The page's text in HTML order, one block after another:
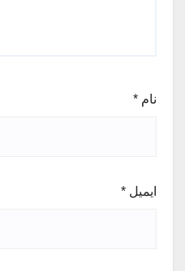
نام *
ایمیل *